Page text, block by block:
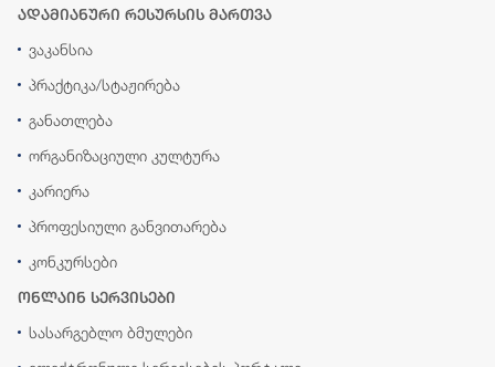
ადამიანური რესურსის მართვა
ვაკანსია
პრაქტიკა/სტაჟირება
განათლება
ორგანიზაციული კულტურა
კარიერა
პროფესიული განვითარება
კონკურსები
ონლაინ სერვისები
სასარგებლო ბმულები